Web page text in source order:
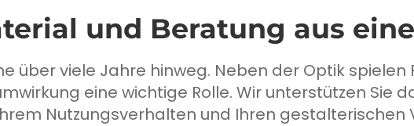
und Beratung aus
über viele Jahre hinweg. Neben der Optik spielen
eine wichtige Rolle. Wir unterstützen Sie
Nutzungsverhalten und Ihren